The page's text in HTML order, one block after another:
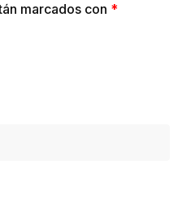
marcados con *